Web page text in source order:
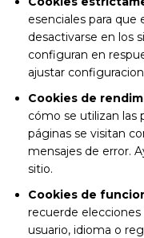
esenciales para
desactivarse en los
configuran en
ajustar
Cookies de
cómo se utilizan las
páginas se visitan
mensajes de error.
sitio.
Cookies de
recuerde
usuario, idioma o